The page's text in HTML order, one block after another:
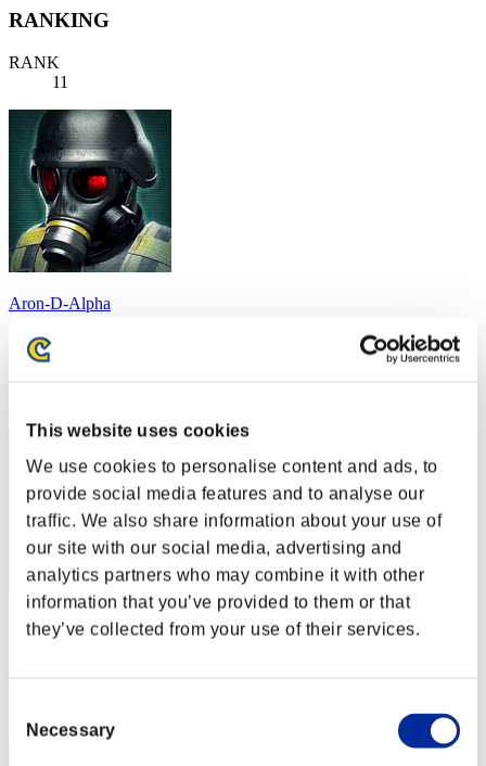
This website uses cookies
We use cookies to personalise content and ads, to
provide social media features and to analyse our
traffic. We also share information about your use of
our site with our social media, advertising and
analytics partners who may combine it with other
information that you’ve provided to them or that
they’ve collected from your use of their services.
Selection
Necessary
RANKING
RANK
11
Aron-D-Alpha
スコア:40385154
RANK
Sailor Moon